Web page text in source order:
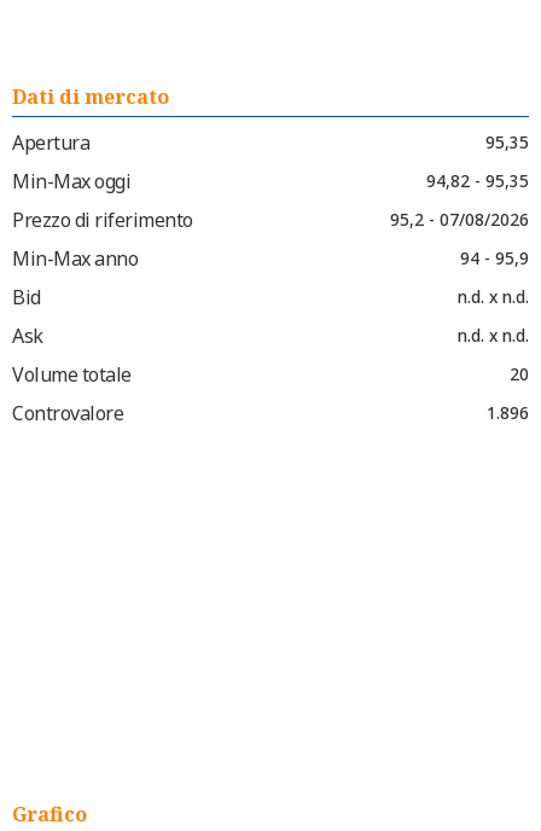
Dati di mercato
Apertura
95,35
Min-Max oggi 94,82 - 95,35
Prezzo di riferimento 95,2 - 07/08/2026
Min-Max anno 94 - 95,9
Bid n.d. x n.d.
Ask n.d. x n.d.
Volume totale 20
Controvalore 1.896
Grafico